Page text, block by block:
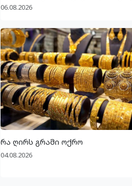
06.08.2026
რა ღირს გრამი ოქრო
04.08.2026